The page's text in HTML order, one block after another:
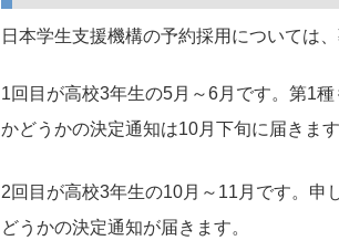
日本学生支援機構の予約採用については
1回目が高校3年生の5月～6月です。第1
かどうかの決定通知は10月下旬に届きます
2回目が高校3年生の10月～11月です。申
どうかの決定通知が届きます。